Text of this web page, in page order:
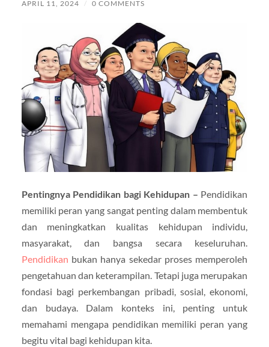
APRIL 11, 2024 / 0 COMMENTS
Pentingnya Pendidikan bagi Kehidupan – Pendidikan
memiliki peran yang sangat penting dalam membentuk
dan meningkatkan kualitas kehidupan individu,
masyarakat, dan bangsa secara keseluruhan.
Pendidikan bukan hanya sekedar proses memperoleh
pengetahuan dan keterampilan. Tetapi juga merupakan
fondasi bagi perkembangan pribadi, sosial, ekonomi,
dan budaya. Dalam konteks ini, penting untuk
memahami mengapa pendidikan memiliki peran yang
begitu vital bagi kehidupan kita.